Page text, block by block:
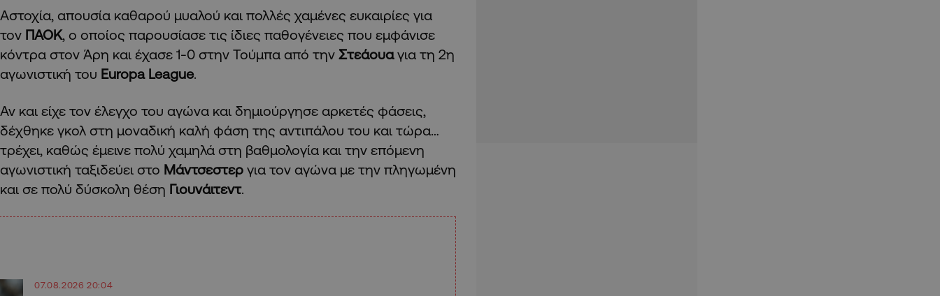
Αστοχία, απουσία καθαρού μυαλού και πολλές χαμένες ευκαιρίες για
τον ΠΑΟΚ, ο οποίος παρουσίασε τις ίδιες παθογένειες που εμφάνισε
κόντρα στον Άρη και έχασε 1-0 στην Τούμπα από την Στεάουαγια τη 2η
αγωνιστική του Europa League.
Αν και είχε τον έλεγχο του αγώνα και δημιούργησε αρκετές φάσεις,
δέχθηκε γκολ στη μοναδική καλή φάση της αντιπάλου του και τώρα…
τρέχει, καθώς έμεινε πολύ χαμηλά στη βαθμολογία και την επόμενη
αγωνιστική ταξιδεύει στο Μάντσεστερ για τον αγώνα με την πληγωμένη
και σε πολύ δύσκολη θέση Γιουνάιτεντ.
07.08.2026 20:04